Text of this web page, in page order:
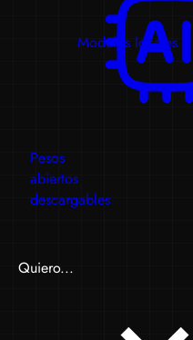
Modelos locales
Pesos
abiertos
descargables
Quiero...